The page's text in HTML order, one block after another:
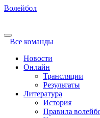
Волейбол
Все команды
Новости
Онлайн
Трансляции
Результаты
Литература
История
Правила